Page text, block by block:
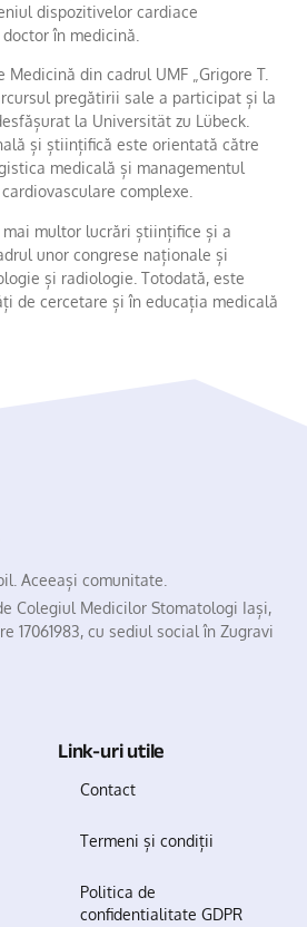
dispozitivelor cardiace
în medicină.
din cadrul UMF „Grigore T.
pregătirii sale a participat și la
la Universität zu Lübeck.
și științifică este orientată către
medicală și managementul
complexe.
multor lucrări științifice și a
unor congrese naționale și
și radiologie. Totodată, este
de cercetare și în educația medicală
Aceeași comunitate.
Colegiul Medicilor Stomatologi Iași,
17061983, cu sediul social în Zugravi
Link-uri utile
Contact
Termeni și condiții
Politica de
confidentialitate GDPR